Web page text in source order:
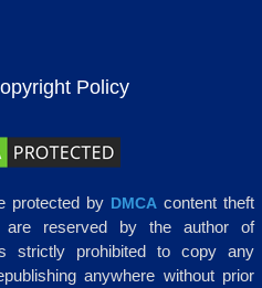
Policy
protected by DMCAcontent theft
are reserved by the author of
strictly prohibited to copy any
anywhere without prior